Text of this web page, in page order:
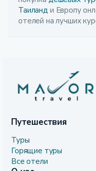
Таиланд и Европу
отелей на лучших
Путешествия
Туры
Горящие туры
Все отели